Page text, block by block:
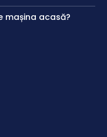
mașina acasă?